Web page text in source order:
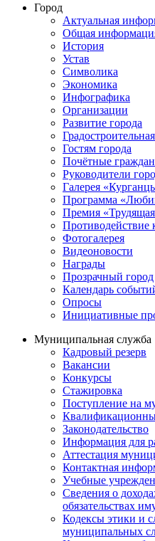
Город
Актуальная
Общая
История
Устав
Символика
Экономика
Инфографика
Организации
Развитие города
Гостям города
Почётные
Руководители
Галерея
Программа
Премия
Противодействие
Фотогалерея
Видеоновости
Награды
Прозрачный город
Календарь
Опросы
Инициативные
Муниципальная служба
Кадровый резерв
Вакансии
Конкурсы
Стажировка
Поступление на
Законодательство
Информация для
Аттестация
Контактная
Учебные
Сведения о
обязательствах
Кодексы этики и
муниципальных